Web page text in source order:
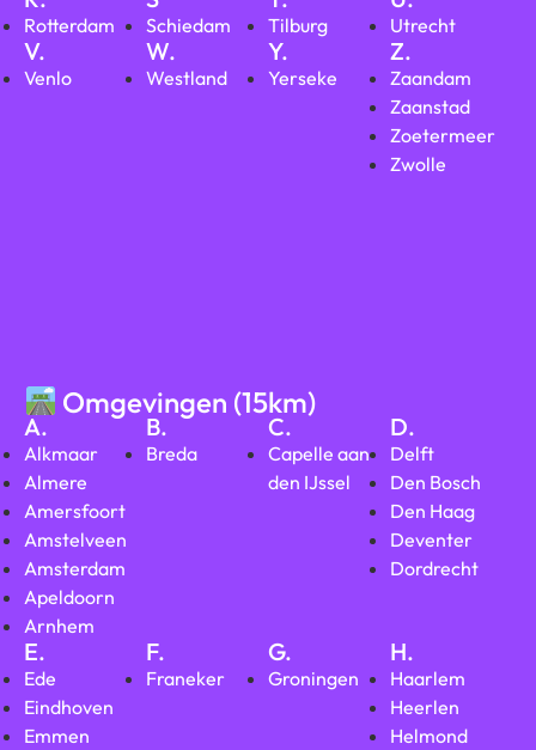
Rotterdam Schiedam Tilburg Utrecht
V.
Venlo
W.
Westland
Y.
Yerseke
Z.
Zaandam
Zaanstad
Zoetermeer
Zwolle
Omgevingen (15km)
A.
Alkmaar
Almere
Amersfoort
Amstelveen
Amsterdam
Apeldoorn
Arnhem
B.
Breda
C.
Capelle aan
den IJssel
D.
Delft
Den Bosch
Den Haag
Deventer
Dordrecht
E.
Ede
Eindhoven
Emmen
F.
Franeker
G.
Groningen
H.
Haarlem
Heerlen
Helmond